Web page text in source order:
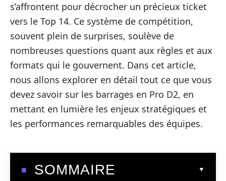
s’affrontent pour décrocher un précieux ticket
vers le Top 14. Ce système de compétition,
souvent plein de surprises, soulève de
nombreuses questions quant aux règles et aux
formats qui le gouvernent. Dans cet article,
nous allons explorer en détail tout ce que vous
devez savoir sur les barrages en Pro D2, en
mettant en lumière les enjeux stratégiques et
les performances remarquables des équipes.
SOMMAIRE